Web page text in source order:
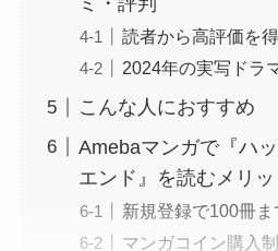
読者から高評価を
2024年の実写ドラ
こんな人におすすめ
Amebaマンガで『ハ
エンド』を読むメリッ
新規登録で100冊
マンガコイン購入